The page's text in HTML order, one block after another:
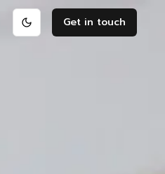
Toggle themeGet in touch